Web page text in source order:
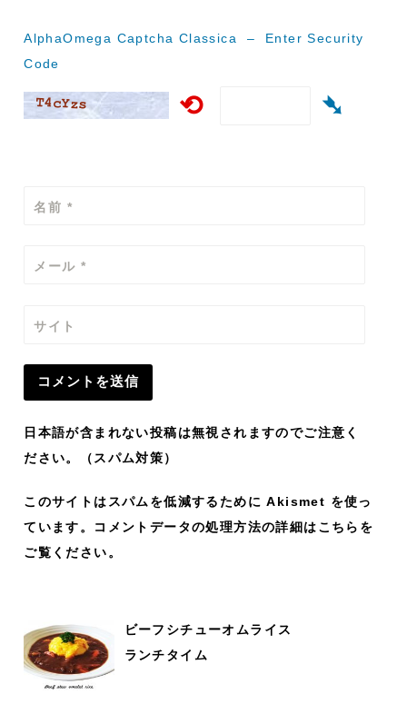
ン
AlphaOmega Captcha Classica – Enter Security
Code
⟲ ➴
名前 *
メール *
サイト
日本語が含まれない投稿は無視されますのでご注意く
ださい。（スパム対策）
このサイトはスパムを低減するために Akismet を使っ
ています。
コメントデータの処理方法の詳細はこちらを
ご覧ください。
ビーフシチューオムライス
ランチタイム